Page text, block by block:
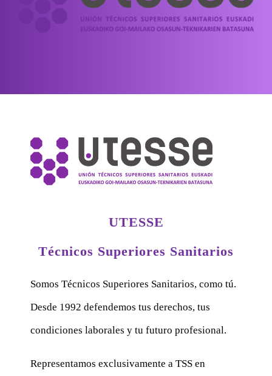
UTESSE
Técnicos Superiores Sanitarios
Somos Técnicos Superiores Sanitarios, como tú.
Desde 1992 defendemos tus derechos, tus
condiciones laborales y tu futuro profesional.
Representamos exclusivamente a TSS en